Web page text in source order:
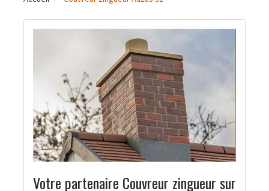
Votre partenaire Couvreur zingueur sur